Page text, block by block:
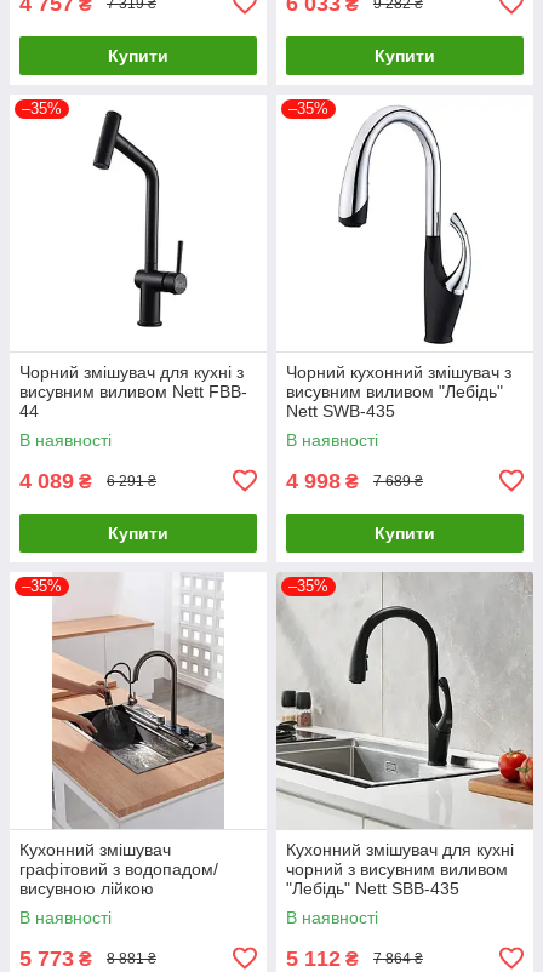
7 319 ₴
Купити
9 282 ₴
Купити
–35%
Чорний змішувач для кухні з
висувним виливом Nett FBB-
44
В наявності
4 089 ₴ 6 291 ₴
Купити
–35%
Чорний кухонний змішувач з
висувним виливом "Лебідь"
Nett SWB-435
В наявності
4 998 ₴ 7 689 ₴
Купити
–35%
Кухонний змішувач
графітовий з водопадом/
висувною лійкою
нержавіючий Nett OG-38
В наявності
5 773 ₴ 8 881 ₴
–35%
Кухонний змішувач для кухні
чорний з висувним виливом
"Лебідь" Nett SBB-435
В наявності
5 112 ₴ 7 864 ₴